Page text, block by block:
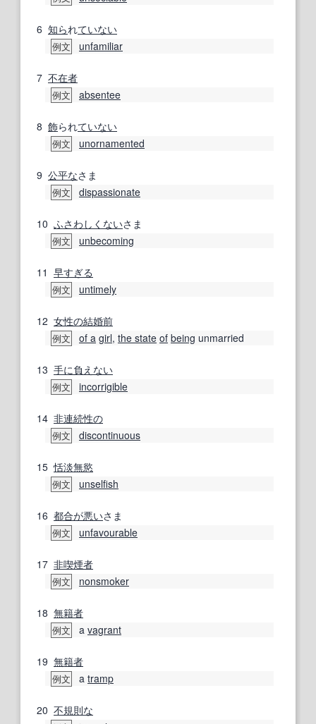
6 知られていない
例文 unfamiliar
7 不在者
例文 absentee
8 飾られていない
例文 unornamented
9 公平なさま
例文 dispassionate
10 ふさわしくないさま
例文 unbecoming
11 早すぎる
例文 untimely
12 女性の結婚前
例文 of a girl, the state of being unmarried
13 手に負えない
例文 incorrigible
14 非連続性の
例文 discontinuous
15 恬淡無慾
例文 unselfish
16 都合が悪いさま
例文 unfavourable
17 非喫煙者
例文 nonsmoker
18 無籍者
例文 a vagrant
19 無籍者
例文 a tramp
20 不規則な